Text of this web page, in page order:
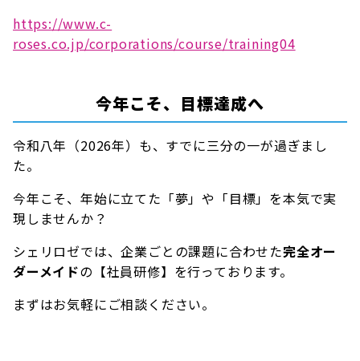
https://www.c-
roses.co.jp/corporations/course/training04
今年こそ、目標達成へ
令和八年（2026年）も、すでに三分の一が過ぎまし
た。
今年こそ、年始に立てた「夢」や「目標」を本気で実
現しませんか？
シェリロゼでは、企業ごとの課題に合わせた完全オー
ダーメイドの【社員研修】を行っております。
まずはお気軽にご相談ください。